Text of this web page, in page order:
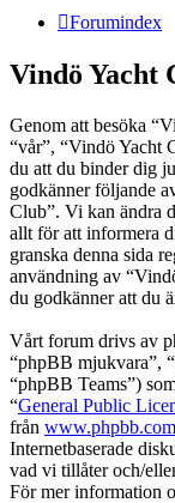
Forumindex
Vindö Yacht
Genom att besöka
“vår”, “Vindö Yacht
du att du binder dig
godkänner följande
Club”. Vi kan ändra
allt för att informera
granska denna sida
användning av
du godkänner att du
Vårt forum drivs av
“phpBB mjukvara”,
“phpBB Teams”)
“General Public
från www.phpbb.com
Internetbaserade
vad vi tillåter och/
För mer information